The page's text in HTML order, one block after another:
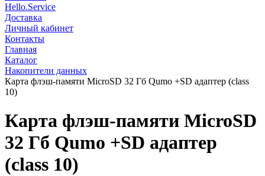
Hello.Service
Доставка
Личный кабинет
Контакты
Главная
Каталог
Накопители данных
Карта флэш-памяти MicroSD 32 Гб Qumo +SD адаптер (class
10)
Карта флэш-памяти MicroSD
32 Гб Qumo +SD адаптер
(class 10)